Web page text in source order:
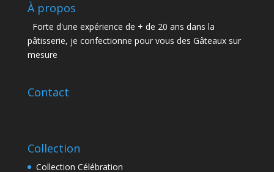
À propos
Forte d'une expérience de + de 20 ans dans la
pâtisserie, je confectionne pour vous des Gâteaux sur
mesure
Contact
Collection
Collection Célébration